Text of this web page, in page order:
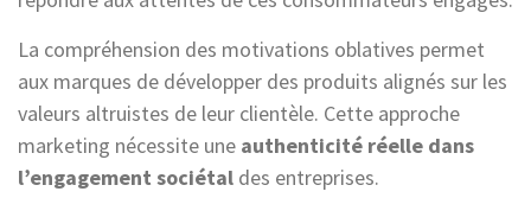
La compréhension des motivations oblatives permet
aux marques de développer des produits alignés sur les
valeurs altruistes de leur clientèle. Cette approche
marketing nécessite une authenticité réelle dans
l’engagement sociétal des entreprises.